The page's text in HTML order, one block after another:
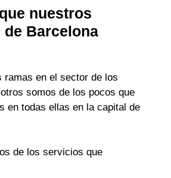
nuestros
Barcelona
ramas en el sector de los
somos de los pocos que
en todas ellas en la capital de
de los servicios que